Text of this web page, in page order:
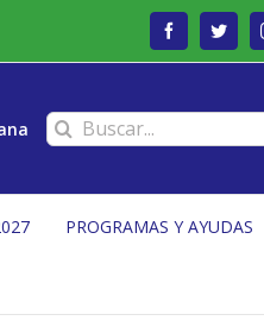
Facebook
Buscar:
PROGRAMAS Y AYUDAS